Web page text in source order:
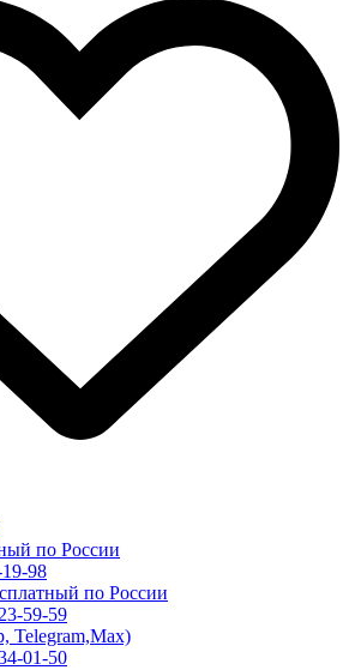
по России
98
по России
59-59
Telegram,Max)
01-50